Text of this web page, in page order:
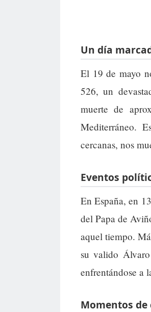
Un día
El 19 de mayo
526, un
muerte de
Mediterráneo.
cercanas, nos
Eventos
En España, en
del Papa de
aquel tiempo.
su valido
enfrentándose a
Momentos